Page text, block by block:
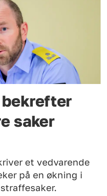
saker
et vedvarende
på en økning i